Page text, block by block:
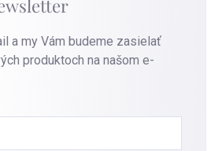
a my Vám budeme zasielať
produktoch na našom e-